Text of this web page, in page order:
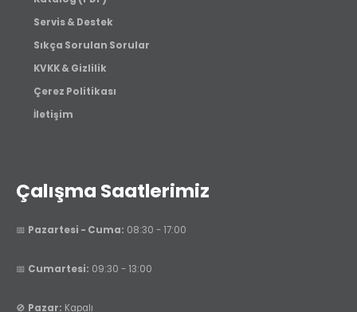
Servis & Destek
Sıkça Sorulan Sorular
KVKK & Gizlilik
Çerez Politikası
İletişim
Çalışma Saatlerimiz
📅 Pazartesi - Cuma: 08:30 - 17:00
📅 Cumartesi: 09:30 - 13:00
🚫 Pazar: Kapalı